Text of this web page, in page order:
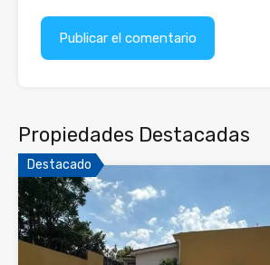
Propiedades Destacadas
Destacado